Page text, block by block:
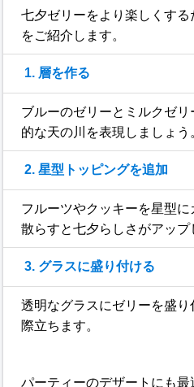
七夕ゼリーをより楽しくす
をご紹介します。
1. 層を作る
ブルーのゼリーとミルクゼ
的な天の川を表現しましょう
2. 星型トッピングを追加
フルーツやクッキーを星型
散らすと七夕らしさがアップ
3. グラスに盛り付ける
透明なグラスにゼリーを盛
際立ちます。
パーティーのデザートにも最